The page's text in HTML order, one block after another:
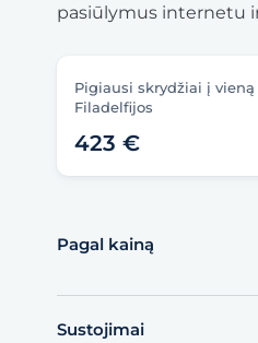
pasiūlymus internetu
Pigiausi skrydžiai į vieną
Filadelfijos
423 €
Pagal kainą
Sustojimai